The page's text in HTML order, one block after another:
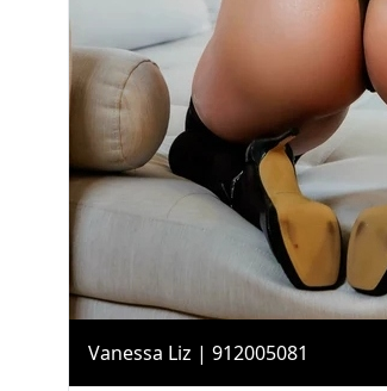
Vanessa Liz | 912005081